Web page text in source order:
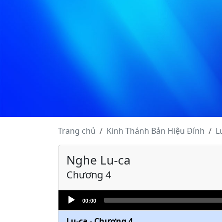
Trang chủ Kinh Thánh Bản Hiệu Đính
Nghe Lu-ca
Chương 4
Audio
Player
00:00
Lu-ca - Chương 1
Lu-ca - Chương 2
Lu-ca - Chương 3